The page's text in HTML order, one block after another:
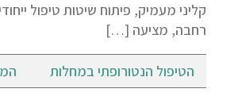
קליני מעמיק, פיתוח שיטות טיפול
רחבה, מציעה […]
הטיפול הנטורופתי במחלות